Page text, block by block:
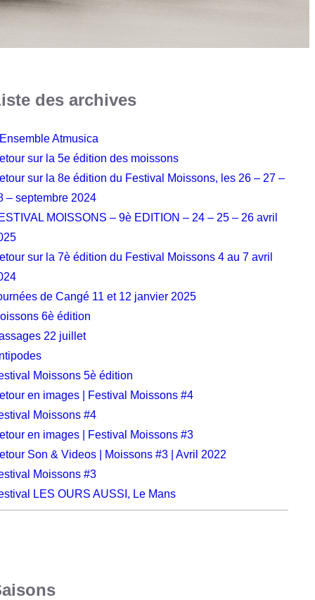
des archives
Atmusica
sur la 5e édition des moissons
sur la 8e édition du Festival Moissons, les 26 – 27 –
– septembre 2024
MOISSONS – 9è EDITION – 24 – 25 – 26 avril
sur la 7è édition du Festival Moissons 4 au 7 avril
de Cangé 11 et 12 janvier 2025
6è édition
22 juillet
Moissons 5è édition
en images | Festival Moissons #4
Moissons #4
en images | Festival Moissons #3
Son & Videos | Moissons #3 | Avril 2022
Moissons #3
LES OURS AUSSI, Le Mans